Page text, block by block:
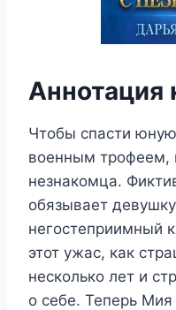
Аннотация
Чтобы спасти
военным трофеем,
незнакомца.
обязывает
негостеприимный
этот ужас, как
несколько лет и
о себе. Теперь